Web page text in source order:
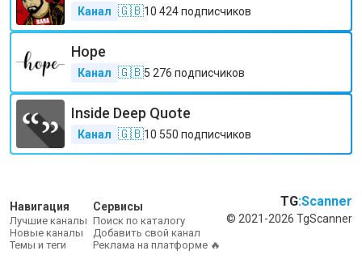
Канал 🇬🇧10 424подписчиков
Hope
Канал 🇬🇧5 276 подписчиков
Inside Deep Quote
Канал 🇬🇧10 550 подписчиков
Навигация
Лучшие каналы
Новые каналы
Темы и теги
Сервисы
Поиск по каталогу
Добавить свой канал
Реклама на платформе 🔥
TG:Scanner
© 2021-2026 TgScanner